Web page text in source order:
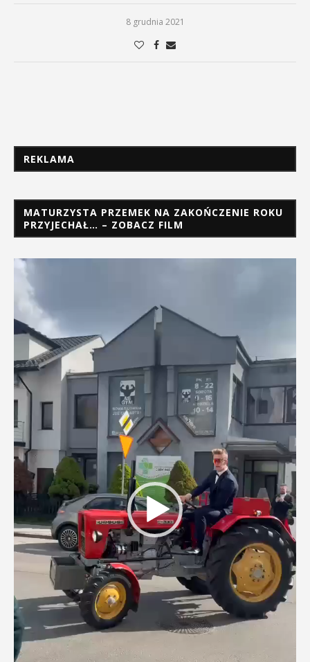
8 grudnia 2021
REKLAMA
MATURZYSTA PRZEMEK NA ZAKOŃCZENIE ROKU
PRZYJECHAŁ… – ZOBACZ FILM
Odtwarzacz